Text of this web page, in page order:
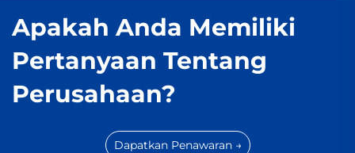
Apakah Anda Memiliki
Pertanyaan Tentang
Perusahaan?
Dapatkan Penawaran →